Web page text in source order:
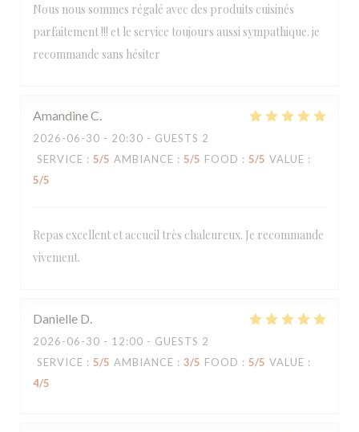
Nous nous sommes régalé avec des produits cuisinés
parfaitement !!! et le service toujours aussi sympathique. je
recommande sans hésiter
AmandineC
2026-06-30 - 20:30 - GUESTS 2
SERVICE : 5/5 AMBIANCE : 5/5 FOOD : 5/5 VALUE :
5/5
Repas excellent et accueil très chaleureux. Je recommande
vivement.
Danielle D
2026-06-30 - 12:00 - GUESTS 2
SERVICE : 5/5 AMBIANCE : 3/5 FOOD : 5/5 VALUE :
4/5